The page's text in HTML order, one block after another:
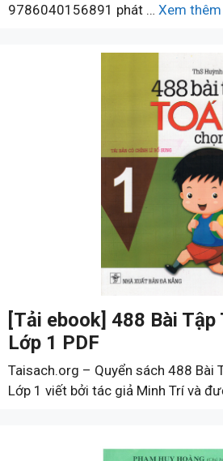
9786040156891 phát … Xem thêm
[Tải ebook] 488 Bài Tập
Lớp 1 PDF
Taisach.org – Quyển sách 488 Bài
Lớp 1 viết bởi tác giả Minh Trí và